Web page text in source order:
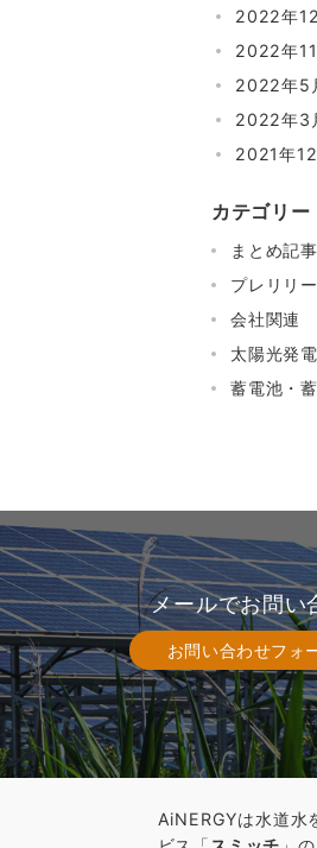
2022年
2022年11
2022年5
2022年3
2021年12
カテゴリー
まとめ記事
プレリリ
会社関連
太陽光発電
蓄電池・
メールでお問い
お問い合わせフォ
AiNERGYは水道水